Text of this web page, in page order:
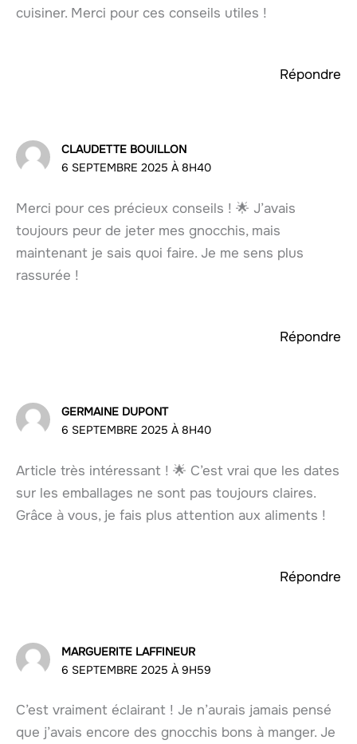
cuisiner. Merci pour ces conseils utiles !
Répondre
CLAUDETTE BOUILLON
6 SEPTEMBRE 2025 À 8H40
Merci pour ces précieux conseils ! 🌟 J’avais
toujours peur de jeter mes gnocchis, mais
maintenant je sais quoi faire. Je me sens plus
rassurée !
Répondre
GERMAINE DUPONT
6 SEPTEMBRE 2025 À 8H40
Article très intéressant ! 🌟 C’est vrai que les dates
sur les emballages ne sont pas toujours claires.
Grâce à vous, je fais plus attention aux aliments !
Répondre
MARGUERITE LAFFINEUR
6 SEPTEMBRE 2025 À 9H59
C’est vraiment éclairant ! Je n’aurais jamais pensé
que j’avais encore des gnocchis bons à manger. Je